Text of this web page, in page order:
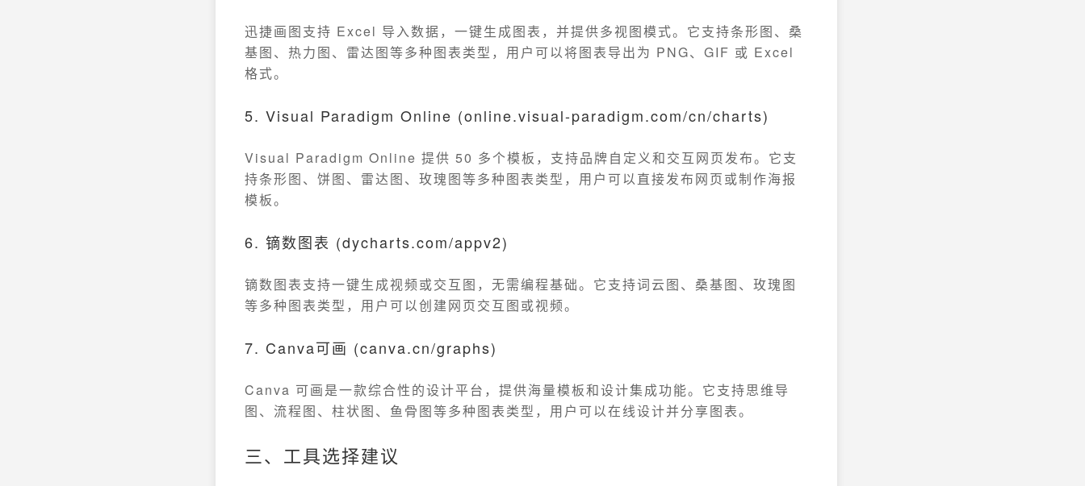
迅捷画图支持 Excel 导入数据，一键生成图表，并提供多视图模式。它支持条形图、桑
基图、热力图、雷达图等多种图表类型，用户可以将图表导出为 PNG、GIF 或 Excel
格式。
5. Visual Paradigm Online (online.visual-paradigm.com/cn/charts)
Visual Paradigm Online 提供 50 多个模板，支持品牌自定义和交互网页发布。它支
持条形图、饼图、雷达图、玫瑰图等多种图表类型，用户可以直接发布网页或制作海报
模板。
6. 镝数图表 (dycharts.com/appv2)
镝数图表支持一键生成视频或交互图，无需编程基础。它支持词云图、桑基图、玫瑰图
等多种图表类型，用户可以创建网页交互图或视频。
7. Canva可画 (canva.cn/graphs)
Canva 可画是一款综合性的设计平台，提供海量模板和设计集成功能。它支持思维导
图、流程图、柱状图、鱼骨图等多种图表类型，用户可以在线设计并分享图表。
三、工具选择建议